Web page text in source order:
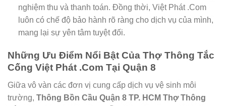
nghiệm thu và thanh toán. Đồng thời, Việt Phát .Com
luôn có chế độ bảo hành rõ ràng cho dịch vụ của mình,
mang lại sự yên tâm tuyệt đối.
Những Ưu Điểm Nổi Bật Của Thợ Thông Tắc
Cống Việt Phát .Com Tại Quận 8
Giữa vô vàn các đơn vị cung cấp dịch vụ vệ sinh môi
trường, Thông Bồn Cầu Quận 8 TP. HCM Thợ Thông